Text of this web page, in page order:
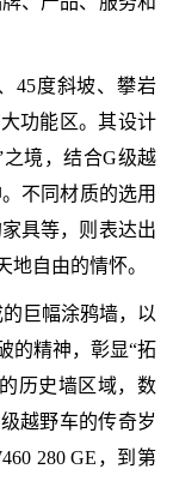
45度斜坡、攀岩
功能区。其设计
境，结合G级越
不同材质的选用
具等，则表达出
自由的情怀。
巨幅涂鸦墙，以
的精神，彰显“拓
历史墙区域，数
越野车的传奇岁
280 GE，到第